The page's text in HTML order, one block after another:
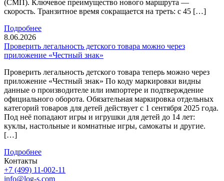
(СМП). Ключевое преимущество нового маршрута —
скорость. Транзитное время сокращается на треть: с 45 […]
Подробнее
8.06.2026
Проверить легальность детского товара можно через
приложение «Честный знак»
Проверить легальность детского товара теперь можно через
приложение «Честный знак» По коду маркировки видны
данные о производителе или импортере и подтверждение
официального оборота. Обязательная маркировка отдельных
категорий товаров для детей действует с 1 сентября 2025 года.
Под неё попадают игры и игрушки для детей до 14 лет:
куклы, настольные и комнатные игры, самокаты и другие.
[…]
Подробнее
Контакты
+7 (499) 11-002-11
info@log-s.com